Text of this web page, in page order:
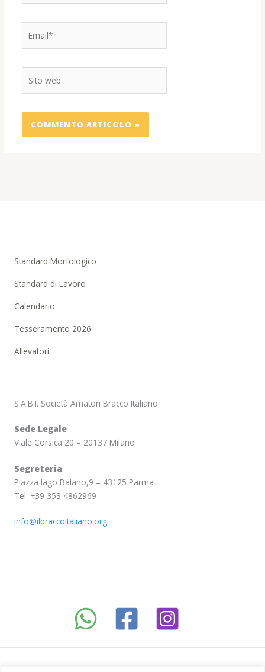
web
Standard Morfologico
Standard di Lavoro
Calendario
Tesseramento 2026
Allevatori
S.A.B.I. Società Amatori Bracco Italiano
Sede Legale
Viale Corsica 20 – 20137 Milano
Segreteria
Piazza lago Balano,9 – 43125 Parma
Tel. +39 353 4862969
info@ilbraccoitaliano.org